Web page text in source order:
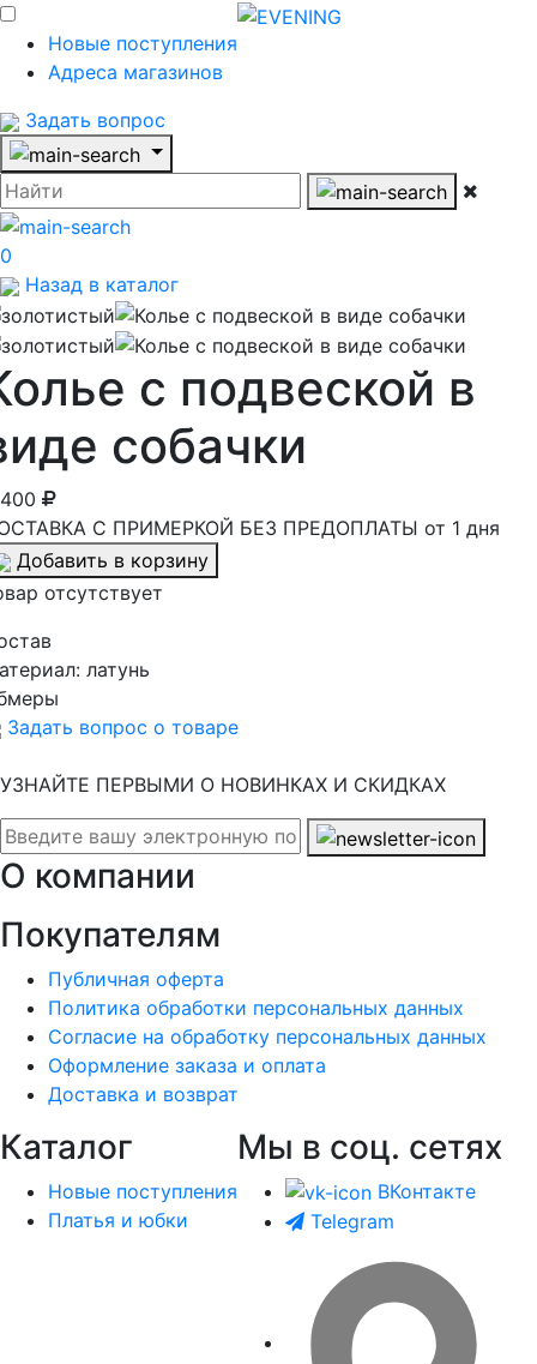
Новые поступления
Адреса магазинов
Задать вопрос
0
Назад в каталог
с подвеской в
собачки
С ПРИМЕРКОЙ БЕЗ ПРЕДОПЛАТЫ от 1 дня
Добавить в корзину
отсутствует
латунь
Задать вопрос о товаре
УЗНАЙТЕ ПЕРВЫМИ О НОВИНКАХ И СКИДКАХ
О компании
Покупателям
Публичная оферта
Политика обработки персональных данных
Согласие на обработку персональных данных
Оформление заказа и оплата
Доставка и возврат
Каталог
Новые поступления
Платья и юбки
Мы в соц. сетях
ВКонтакте
Telegram